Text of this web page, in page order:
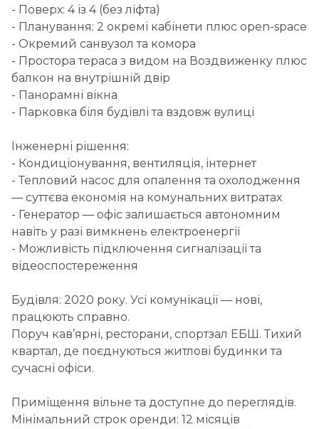
- Поверх: 4 із 4 (без ліфта)
- Планування: 2 окремі кабінети плюс open-space
- Окремий санвузол та комора
- Простора тераса з видом на Воздвиженку плюс
балкон на внутрішній двір
- Панорамні вікна
- Парковка біля будівлі та вздовж вулиці
Інженерні рішення:
- Кондиціонування, вентиляція, інтернет
- Тепловий насос для опалення та охолодження
— суттєва економія на комунальних витратах
- Генератор — офіс залишається автономним
навіть у разі вимкнень електроенергії
- Можливість підключення сигналізації та
відеоспостереження
Будівля: 2020 року. Усі комунікації — нові,
працюють справно.
Поруч кав’ярні, ресторани, спортзал ЕБШ. Тихий
квартал, де поєднуються житлові будинки та
сучасні офіси.
Приміщення вільне та доступне до переглядів.
Мінімальний строк оренди: 12 місяців